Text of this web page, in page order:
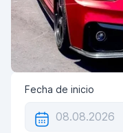
Fecha de inicio